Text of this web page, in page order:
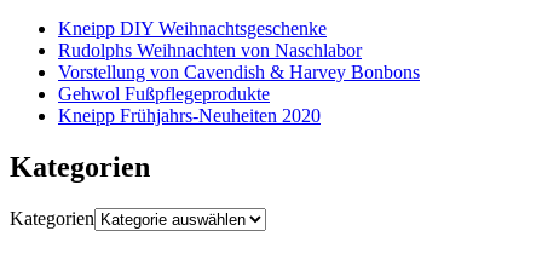
Kneipp DIY Weihnachtsgeschenke
Rudolphs Weihnachten von Naschlabor
Vorstellung von Cavendish & Harvey Bonbons
Gehwol Fußpflegeprodukte
Kneipp Frühjahrs-Neuheiten 2020
Kategorien
Kategorien